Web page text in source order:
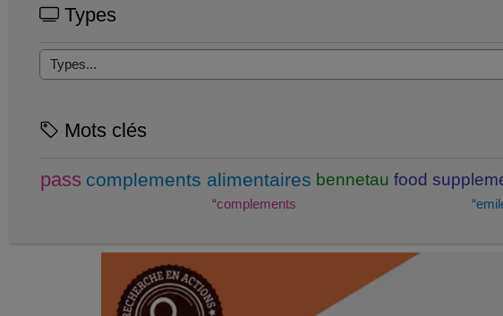
Types
Mots clés
pass complements alimentaires bennetau food
“complements